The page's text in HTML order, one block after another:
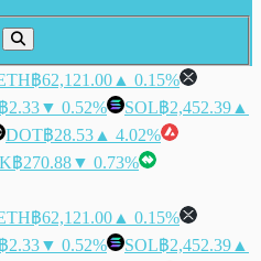
฿62,121.00 ▲ 0.15%
฿2.33▼ 0.52% SOL฿2,452.39 ▲
DOT฿28.53 ▲ 4.02%
฿270.88▼ 0.73%
฿62,121.00 ▲ 0.15%
฿2.33▼ 0.52% SOL฿2,452.39 ▲